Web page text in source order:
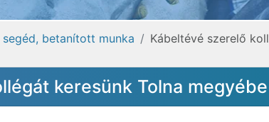
segéd, betanított munka Kábeltévé szerelő
keresünk Tolna megyébe